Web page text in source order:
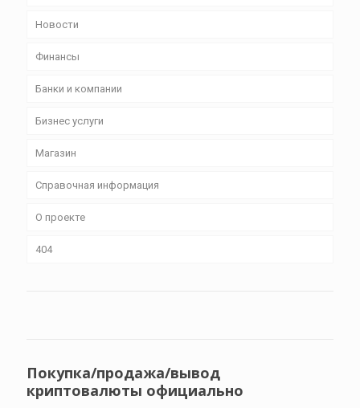
Новости
Финансы
Банки и компании
Бизнес уcлуги
Магазин
Справочная информация
О проекте
404
Покупка/продажа/вывод
криптовалюты официально